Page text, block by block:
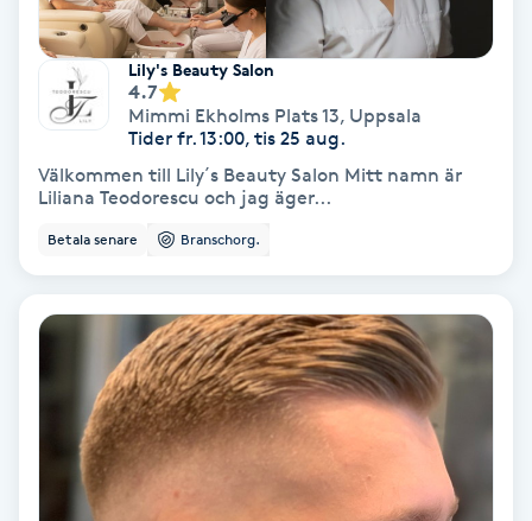
Tatuering
Tatueringsborttagning
Thaimassage
Toning
Torr hårbotten
Torrborstning
Triggerpunktsmassage
Lily's Beauty Salon
4.7
Mimmi Ekholms Plats 13, Uppsala
Tider fr. 13:00, tis 25 aug.
Välkommen till Lily´s Beauty Salon Mitt namn är
Liliana Teodorescu och jag äger...
Betala senare Branschorg.